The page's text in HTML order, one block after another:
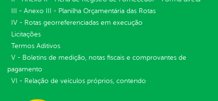
III - Anexo III - Planilha Orçamentária das Rotas
IV - Rotas georreferenciadas em execução
Licitações
Termos Aditivos
V - Boletins de medição, notas fiscais e comprovantes de
pagamento
VI - Relação de veículos próprios, contendo